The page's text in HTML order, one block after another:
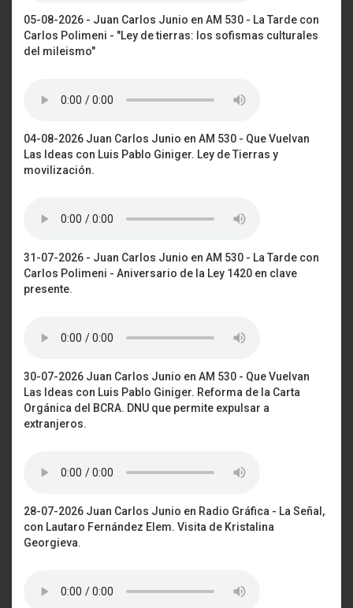
05-08-2026 - Juan Carlos Junio en AM 530 - La Tarde con
Carlos Polimeni - "Ley de tierras: los sofismas culturales
del mileismo"
04-08-2026 Juan Carlos Junio en AM 530 - Que Vuelvan
Las Ideas con Luis Pablo Giniger. Ley de Tierras y
movilización.
31-07-2026 - Juan Carlos Junio en AM 530 - La Tarde con
Carlos Polimeni - Aniversario de la Ley 1420 en clave
presente.
30-07-2026 Juan Carlos Junio en AM 530 - Que Vuelvan
Las Ideas con Luis Pablo Giniger. Reforma de la Carta
Orgánica del BCRA. DNU que permite expulsar a
extranjeros.
28-07-2026 Juan Carlos Junio en Radio Gráfica - La Señal,
con Lautaro Fernández Elem. Visita de Kristalina
Georgieva.